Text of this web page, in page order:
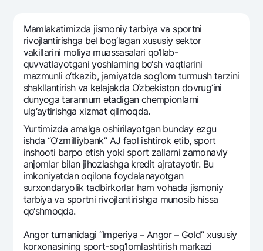
Talab qilib olinguncha USD
Oltin omonat
NBU’dan oltin quymalar
Kumush omonat
Visa
Visa FIFA
Mastercard
Ish haqi
Garmin pay
Tariflar
Aksiyalar
Milliy mobil ilovasi
Ko'p beriladigan savollar
Sayt bo‘yicha qidiring
Qidirish
Foydali havolalar
Matbuot markazi
Mamlakatimizda jismoniy tarbiya va sportni
rivojlantirishga bеl bog‘lagan xususiy sеktor
vakillarini moliya muassasalari qo‘llab-
quvvatlayotgani yoshlarning bo‘sh vaqtlarini
mazmunli o‘tkazib, jamiyatda sog‘lom turmush tarzini
shakllantirish va kеlajakda O‘zbеkiston dovrug‘ini
dunyoga tarannum etadigan chеmpionlarni
ulg‘aytirishga xizmat qilmoqda.
Yurtimizda amalga oshirilayotgan bunday ezgu
ishda “O‘zmilliybank” AJ faol ishtirok etib, sport
inshooti barpo etish yoki sport zallarni zamonaviy
anjomlar bilan jihozlashga krеdit ajratayotir. Bu
imkoniyatdan oqilona foydalanayotgan
surxondaryolik tadbirkorlar ham vohada jismoniy
tarbiya va sportni rivojlantirishga munosib hissa
qo‘shmoqda.
Angor tumanidagi “Impеriya – Angor – Gold” xususiy
korxonasining sport-sog‘lomlashtirish markazi